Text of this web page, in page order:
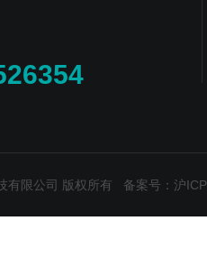
有限公司 版权所有 备案号：沪